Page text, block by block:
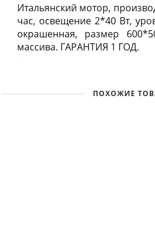
Итальянский мотор,
час, освещение 2*40 Вт,
окрашенная, размер
массива. ГАРАНТИЯ 1 ГОД.
ПОХОЖИЕ